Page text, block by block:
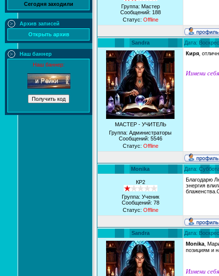
Сегодня заходили
Архив записей
Открыть архив
Наш баннер
Наш баннер:
Группа: Мастер
Сообщений: 188
Статус: Offline
Sandra Дата:
МАСТЕР - УЧИТЕЛЬ
Группа: Администраторы
Сообщений: 5546
Статус: Offline
Киря ,
Измени
Monika Дата:
КР2
Группа: Ученик
Сообщений: 78
Статус: Offline
Благодарю
энергия
Sandra Дата:
Monika ,
позициям и
Измени